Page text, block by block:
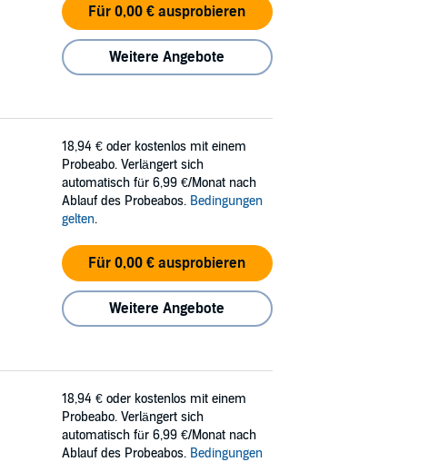
Für 0,00 € ausprobieren
Weitere Angebote
18,94 € oder kostenlos mit einem
Probeabo. Verlängert sich
automatisch für 6,99 €/Monat nach
Ablauf des Probeabos. Bedingungen
gelten.
Für 0,00 € ausprobieren
Weitere Angebote
18,94 € oder kostenlos mit einem
Probeabo. Verlängert sich
automatisch für 6,99 €/Monat nach
Ablauf des Probeabos. Bedingungen